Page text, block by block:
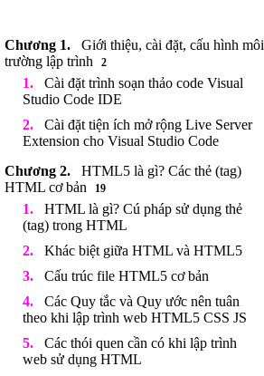
Giới thiệu, cài đặt, cấu hình môi
trường lập trình
2
Cài đặt trình soạn thảo code Visual
Studio Code IDE
Cài đặt tiện ích mở rộng Live Server
Extension cho Visual Studio Code
HTML5 là gì? Các thẻ (tag)
HTML cơ bản
19
HTML là gì? Cú pháp sử dụng thẻ
(tag) trong HTML
Khác biệt giữa HTML và HTML5
Cấu trúc file HTML5 cơ bản
Các Quy tắc và Quy ước nên tuân
theo khi lập trình web HTML5 CSS JS
Các thói quen cần có khi lập trình
web sử dụng HTML